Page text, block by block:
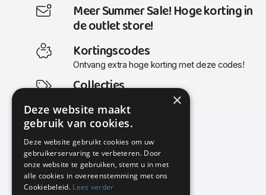
Meer Summer Sale! Hoge korting in
de outlet store!
Kortingscodes
Ontvang extra hoge korting met deze codes!
Collecties
Actuele en populaire collecties
KMP Kantoormeubilair
Airport Business Park
Frankfurtstraat 29-31
1175 RH Lijnden
×
Deze website maakt
gebruik van cookies.
Deze website gebruikt cookies om uw
gebruikerservaring te verbeteren. Door
onze website te gebruiken, stemt u in met
alle cookies in overeenstemming met ons
Cookiebeleid. Lees verder